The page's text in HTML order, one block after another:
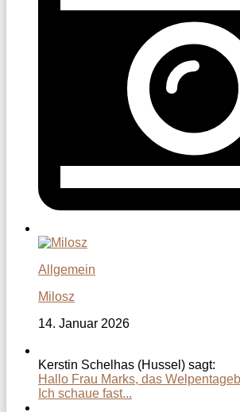
Allgemein
Milosz
14. Januar 2026
Kerstin Schelhas (Hussel) sagt:
Hallo Frau Marks, das
Ich schaue fast...